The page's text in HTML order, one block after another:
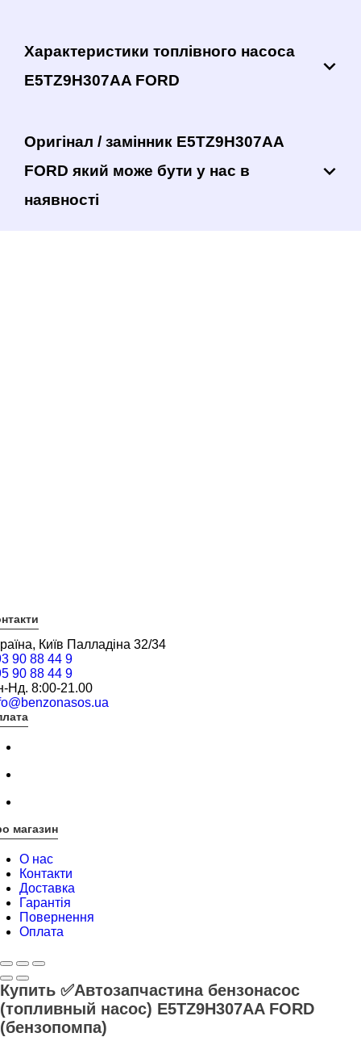
Характеристики топлівного насоса
E5TZ9H307AA FORD
Оригінал / замінник E5TZ9H307AA
FORD який може бути у нас в
наявності
Київ Палладіна 32/34
90 88 44 9
90 88 44 9
Нд. 8:00-21.00
магазин
О нас
Контакти
Доставка
Гарантія
Повернення
Оплата
Купить ✅Автозапчастина бензонасос
(топливный насос) E5TZ9H307AA FORD
(бензопомпа)